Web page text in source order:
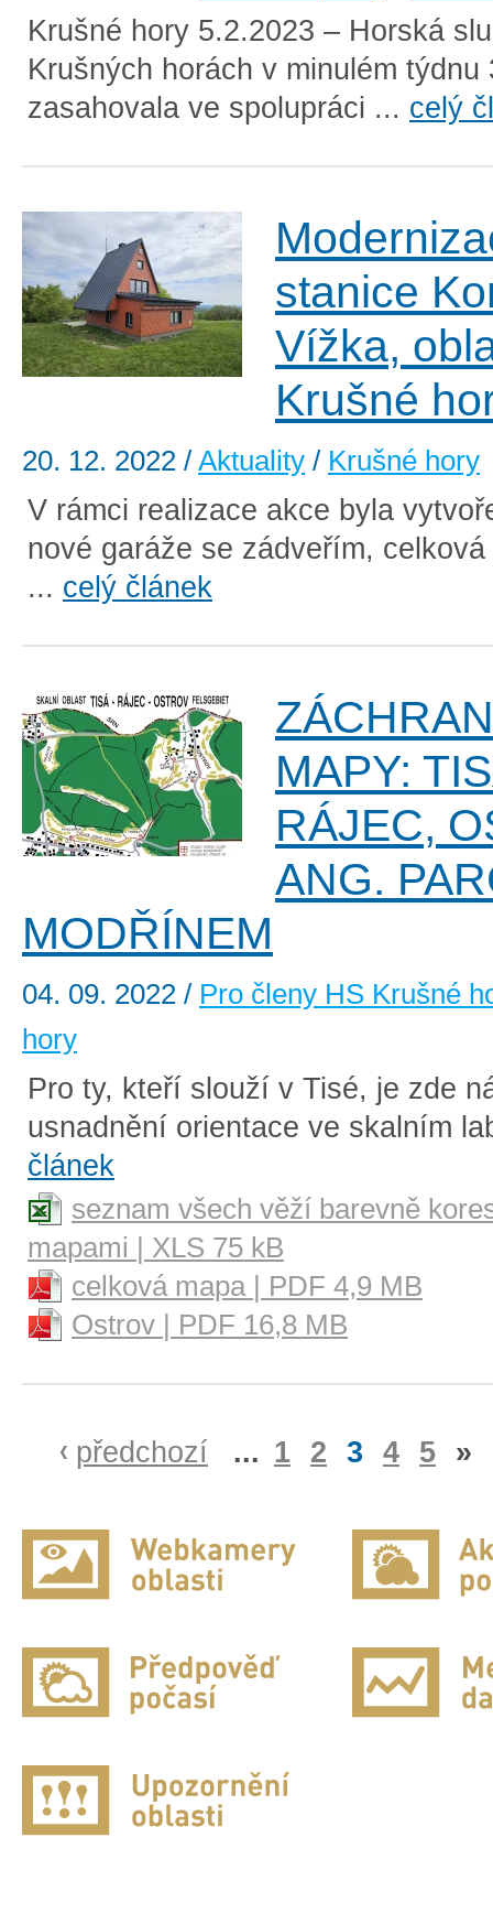
Krušné hory 5.2.2023 – Horská
Krušných horách v minulém týdnu
zasahovala ve spolupráci ... celý
stanice
Vížka,
Krušné
20. 12. 2022 / Aktuality / Krušné hory
V rámci realizace akce byla
nové garáže se zádveřím,
... celý článek
MAPY:
RÁJEC,
ANG.
MODŘÍNEM
04. 09. 2022 / Pro členy HS Krušné
hory
Pro ty, kteří slouží v Tisé, je zde
usnadnění orientace ve skalním
článek
seznam všech věží barevně
mapami | XLS 75 kB
celková mapa | PDF 4,9 MB
Ostrov | PDF 16,8 MB
předchozí ... 1 2 3 4 5 »